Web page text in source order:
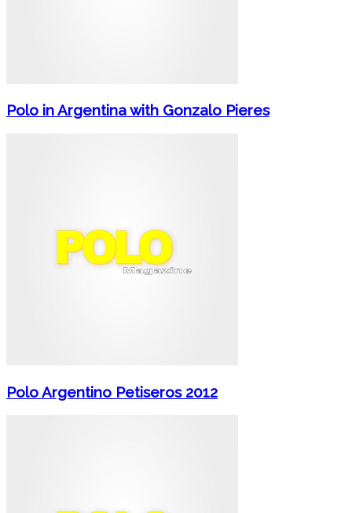
Polo in Argentina with Gonzalo Pieres
Polo Argentino Petiseros 2012